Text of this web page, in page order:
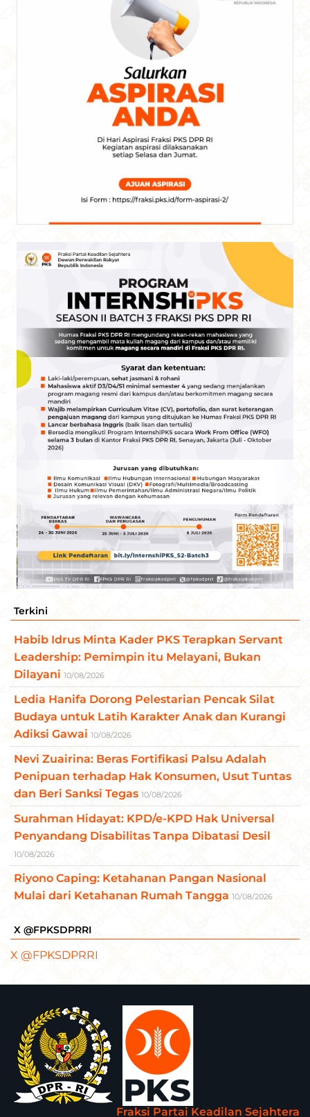
Terkini
Habib Idrus Minta Kader PKS Terapkan Servant
Leadership: Pemimpin itu Melayani, Bukan
Dilayani 10/08/2026
​Ledia Hanifa Dorong Pelestarian Pencak Silat
Budaya untuk Latih Karakter Anak dan Kurangi
Adiksi Gawai 10/08/2026
Nevi Zuairina: Beras Fortifikasi Palsu Adalah
Penipuan terhadap Hak Konsumen, Usut Tuntas
dan Beri Sanksi Tegas 10/08/2026
Surahman Hidayat: KPD/e-KPD Hak Universal
Penyandang Disabilitas Tanpa Dibatasi Desil
10/08/2026
Riyono Caping: Ketahanan Pangan Nasional
Mulai dari Ketahanan Rumah Tangga 10/08/2026
X @FPKSDPRRI
X @FPKSDPRRI
Fraksi Partai Keadilan Sejahtera